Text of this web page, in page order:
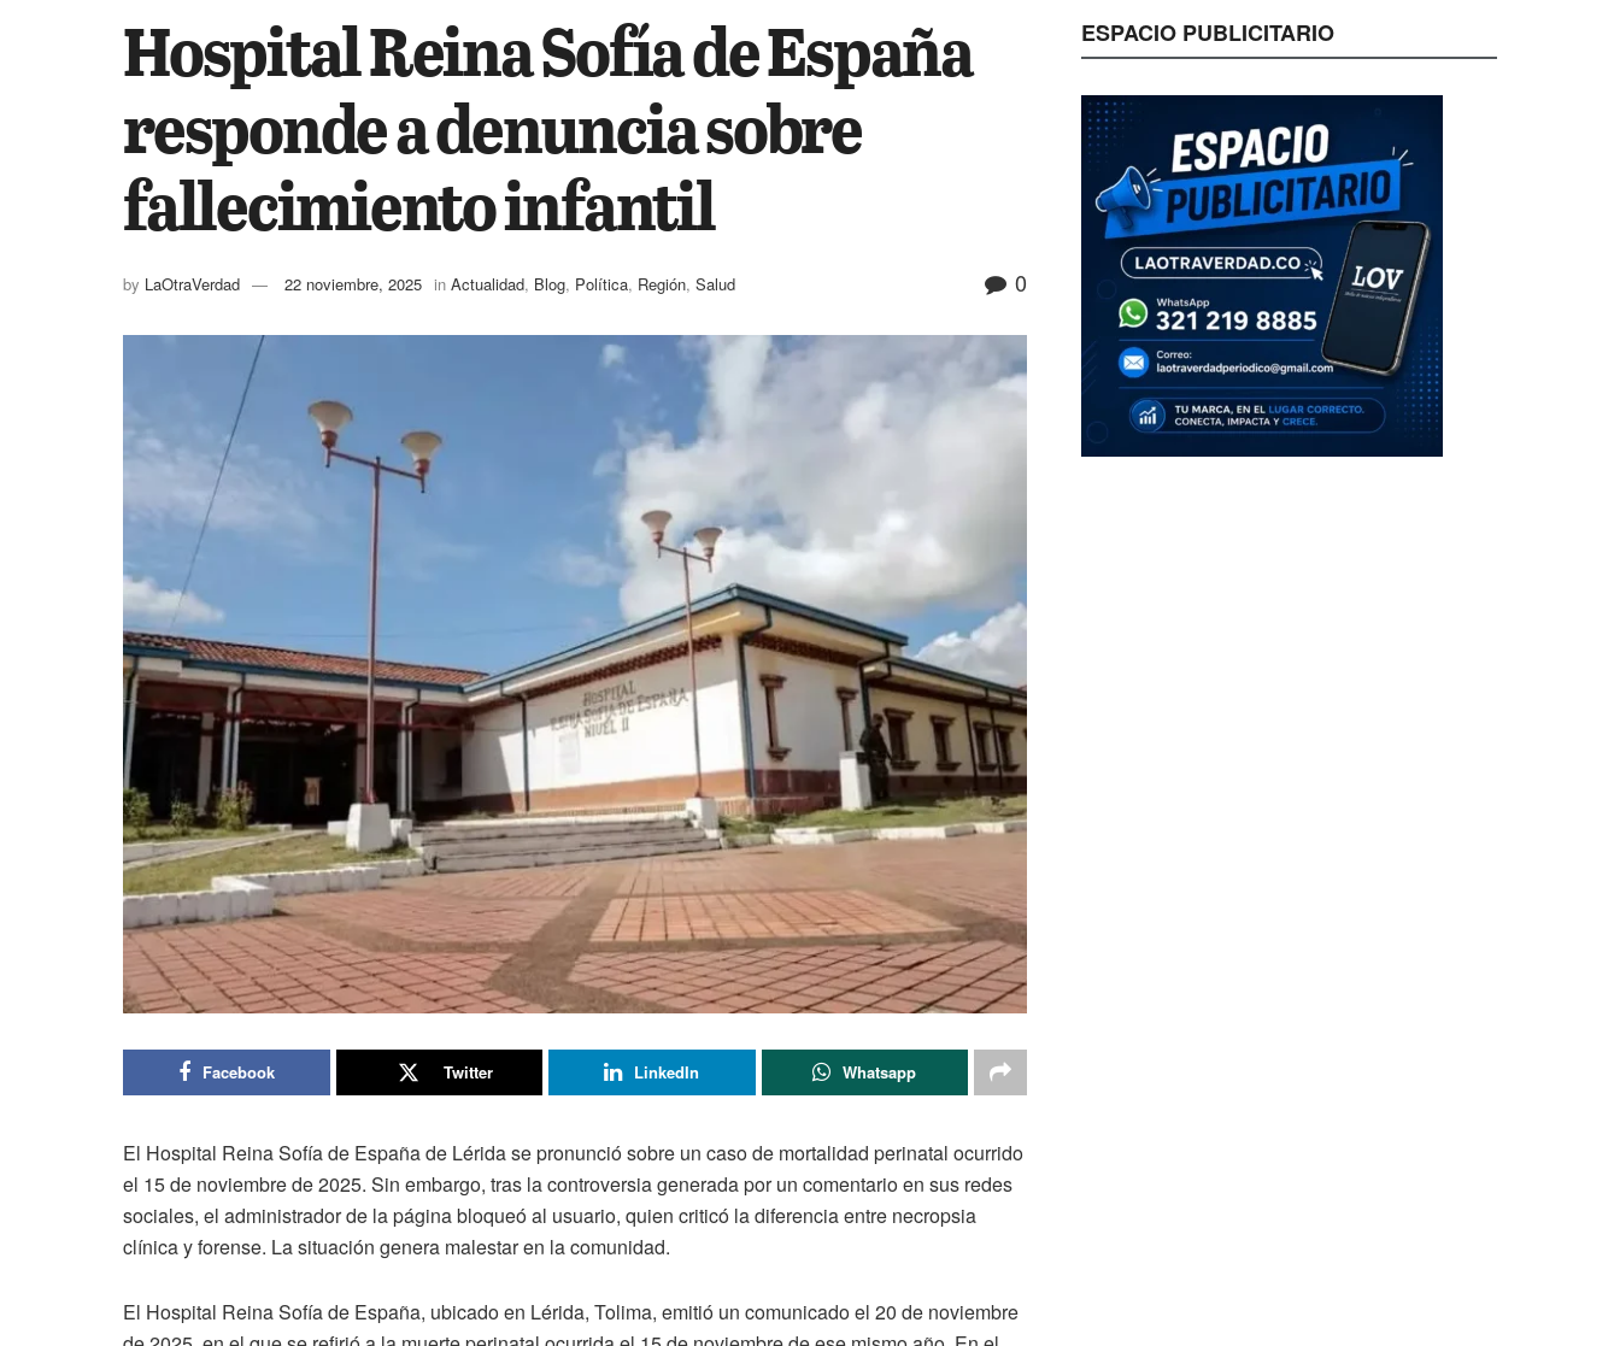
Hospital Reina Sofía de España
responde a denuncia sobre
fallecimiento infantil
by LaOtraVerdad 22 noviembre, 2025 in Actualidad, Blog, Política, Región, Salud 0
Facebook Twitter LinkedIn Whatsapp
El Hospital Reina Sofía de España de Lérida se pronunció sobre un caso de mortalidad perinatal ocurrido
el 15 de noviembre de 2025. Sin embargo, tras la controversia generada por un comentario en sus redes
sociales, el administrador de la página bloqueó al usuario, quien criticó la diferencia entre necropsia
clínica y forense. La situación genera malestar en la comunidad.
El Hospital Reina Sofía de España, ubicado en Lérida, Tolima, emitió un comunicado el 20 de noviembre
ESPACIO PUBLICITARIO